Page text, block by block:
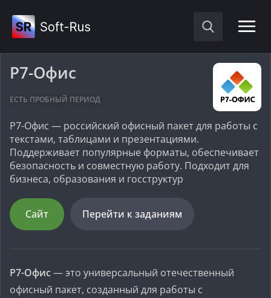
Р7-Офис
ЕСТЬ ПРОБНЫЙ ПЕРИОД
Р7-Офис — российский офисный пакет для работы с
текстами, таблицами и презентациями.
Поддерживает популярные форматы, обеспечивает
безопасность и совместную работу. Подходит для
бизнеса, образования и госструктур
Сайт Перейти к заданиям
Р7-Офис— это универсальный отечественный
офисный пакет, созданный для работы с